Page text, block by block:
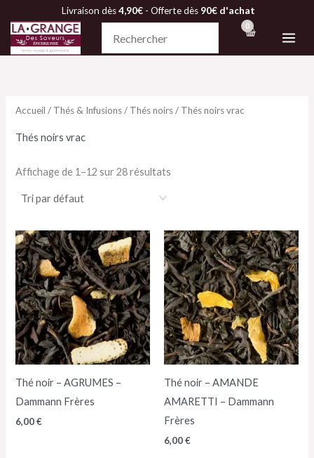
contenu
Livraison dès4,90€- Offerte dès 90€ d'achat
Accueil / Thés & Infusions/ Thés noirs/ Thés noirs vrac
Thés noirs vrac
Affichage de 1–12 sur 28 résultats
Thé noir – AGRUMES –
Dammann Frères
6,00€
Thé noir – AMANDE
AMARETTI – Dammann
Frères
6,00€